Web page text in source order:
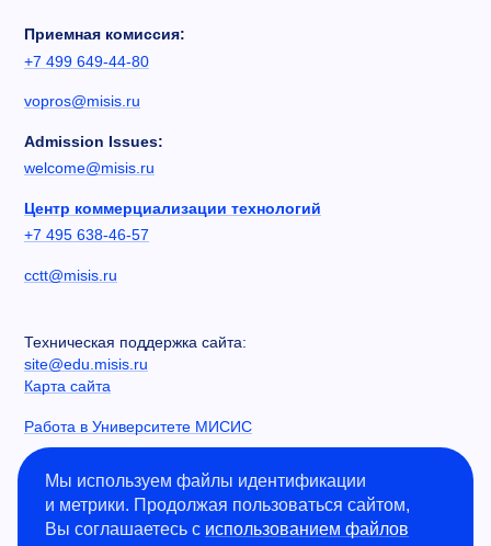
Приемная комиссия:
+7 499 649-44-80
vopros@misis.ru
Admission Issues:
welcome@misis.ru
Центр коммерциализации технологий
+7 495 638-46-57
cctt@misis.ru
Техническая поддержка сайта:
site@edu.misis.ru
Карта сайта
Работа в Университете МИСИС
Информация о закупках
Противодействие коррупции
Мы используем файлы идентификации
и метрики. Продолжая пользоваться сайтом,
Вы соглашаетесь с использованием файлов